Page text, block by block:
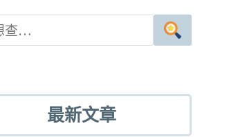
最新文章